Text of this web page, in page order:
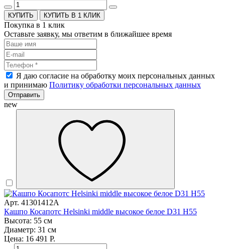
КУПИТЬ В 1 КЛИК
Покупка в 1 клик
Оставьте заявку, мы ответим в ближайшее время
Я даю согласие на обработку моих персональных данных
и принимаю Политику обработки персональных данных
Отправить
new
Арт. 41301412A
Кашпо Косапотс Helsinki middle высокое белое D31 H55
Высота: 55 см
Диаметр: 31 см
Цена: 16 491 Р.